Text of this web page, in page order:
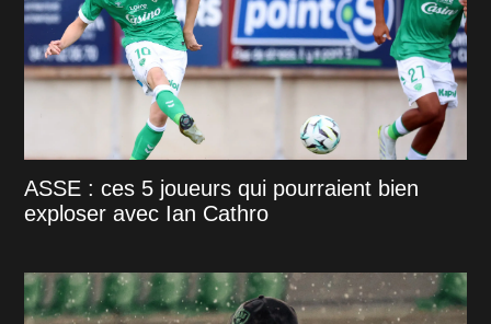
ASSE : ces 5 joueurs qui pourraient bien
exploser avec Ian Cathro